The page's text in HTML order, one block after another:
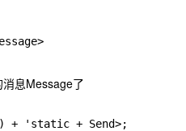
息Message了
+ 'static + Send>;